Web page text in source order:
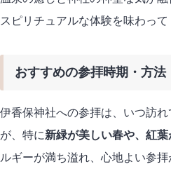
スピリチュアルな体験を味わって
おすすめの参拝時期・方
伊香保神社への参拝は、いつ訪
が、特に新緑が美しい春や、紅
ルギーが満ち溢れ、心地よい参拝